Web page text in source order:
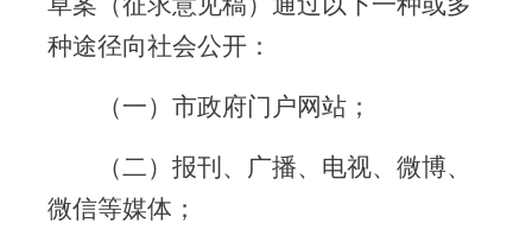
种途径向社会公开：
（一）市政府门户网站；
（二）报刊、广播、电视、微博、
微信等媒体；